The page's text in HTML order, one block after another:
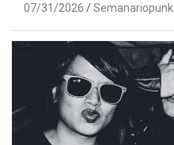
07/31/2026 Semanariopunk